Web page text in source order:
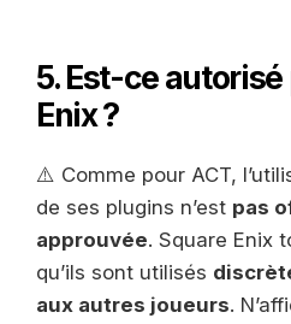
5. Est-ce
Enix ?
⚠️ Comme pour ACT,
de ses plugins n’est pas
approuvée. Square Enix
qu’ils sont utilisés
aux autres joueurs.